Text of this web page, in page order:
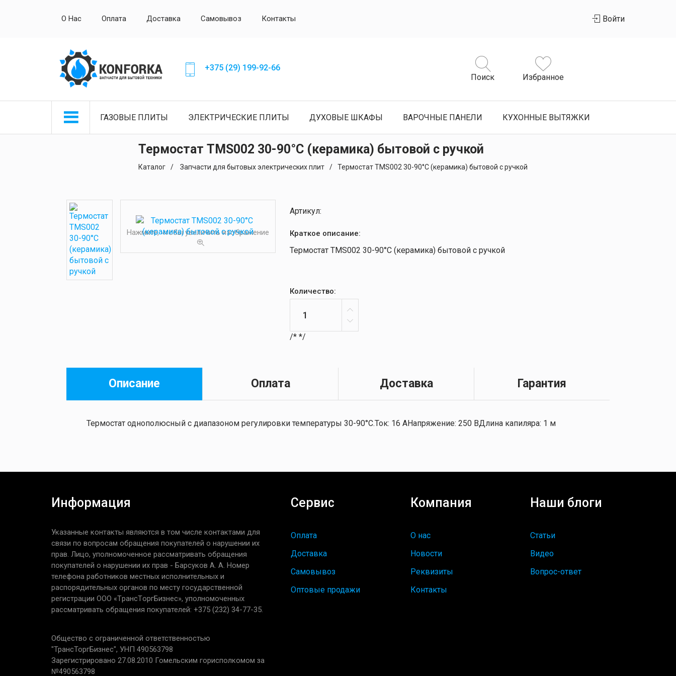
О Нас Оплата Доставка Самовывоз Контакты Войти
+375 (29) 199-92-66
Поиск
Избранное
ГАЗОВЫЕ ПЛИТЫ ЭЛЕКТРИЧЕСКИЕ ПЛИТЫ ДУХОВЫЕ ШКАФЫ ВАРОЧНЫЕ ПАНЕЛИ КУХОННЫЕ ВЫТЯЖКИ
Термостат ТМS002 30-90°С (керамика) бытовой с ручкой
Каталог Запчасти для бытовых электрических плит Термостат ТМS002 30-90°С (керамика) бытовой с ручкой
Нажмите, чтобы увеличить изображение
Артикул:
Краткое описание:
Термостат ТМS002 30-90°С (керамика) бытовой с ручкой
Количество:
/* */
Описание Оплата Доставка Гарантия
Термостат однополюсный с диапазоном регулировки температуры 30-90°С.Ток: 16 АНапряжение: 250 ВДлина капиляра: 1 м
Информация
Указанные контакты являются в том числе контактами для
связи по вопросам обращения покупателей о нарушении их
прав. Лицо, уполномоченное рассматривать обращения
покупателей о нарушении их прав - Барсуков А. А. Номер
телефона работников местных исполнительных и
распорядительных органов по месту государственной
регистрации ООО «TрaнcТopгБизнec», уполномоченных
рассматривать обращения покупателей: +375 (232) 34-77-35.
Общество с ограниченной ответственностью
"ТрансТоргБизнес", УНП 490563798
Зарегистрировано 27.08.2010 Гомельским горисполкомом за
№490563798
Сервис
Оплата
Доставка
Самовывоз
Оптовые продажи
Компания
О нас
Новости
Реквизиты
Контакты
Наши блоги
Статьи
Видео
Вопрос-ответ